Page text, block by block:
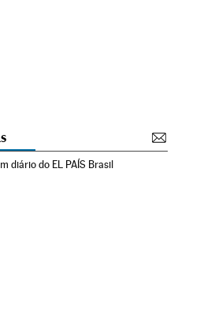
diário do EL PAÍS Brasil